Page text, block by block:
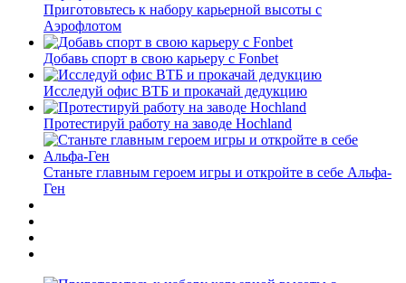
Приготовьтесь к набору карьерной высоты с
Аэрофлотом
Добавь спорт в свою карьеру с Fonbet
Исследуй офис ВТБ и прокачай дедукцию
Протестируй работу на заводе Hochland
Станьте главным героем игры и откройте в себе Альфа-
Ген